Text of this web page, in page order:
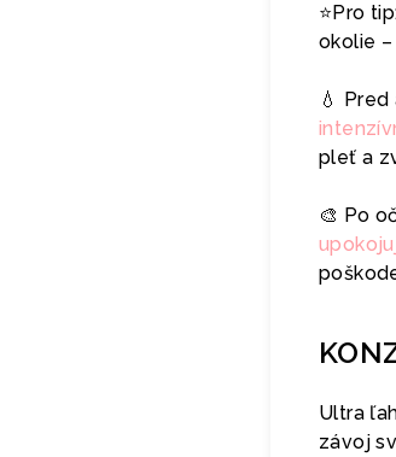
⭐️Pro
okolie
💧
pleť a
🎨 Po
Ultra
závoj